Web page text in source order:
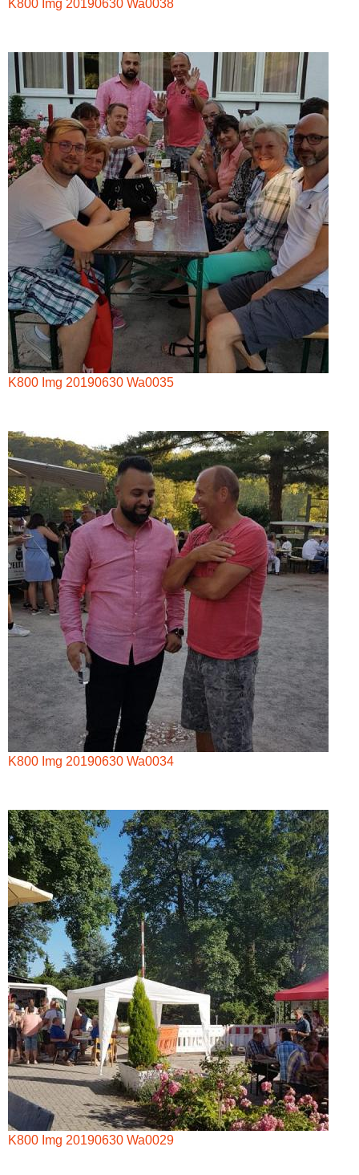
K800 Img 20190630 Wa0038
K800 Img 20190630 Wa0035
K800 Img 20190630 Wa0034
K800 Img 20190630 Wa0029